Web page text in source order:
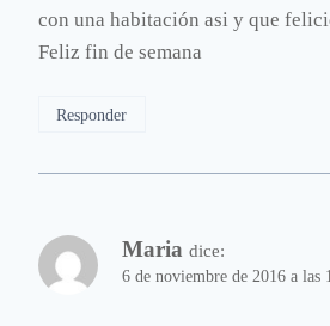
con una habitación asi y que
Feliz fin de semana
Responder
Maria dice:
6 de noviembre de 2016 a las